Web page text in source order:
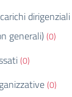
dirigenziali
generali)(0)
(0)
(0)